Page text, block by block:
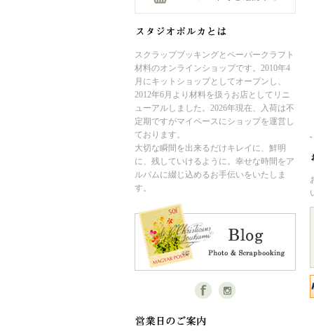
スクラップブッキングとペーパークラフト
材料のオンラインショップです。2010年4
月にキットショップとしてオープンし、
2012年6月より材料を扱うお店としてリニ
ューアルしました。2026年現在、入荷は不
定期ですがマイペースにショップを運営し
ております。
大切な瞬間を出来るだけキレイに、鮮明
に、残していけるように。幸せな時間をア
ルバムに綴じ込めるお手伝いをいたしま
す。